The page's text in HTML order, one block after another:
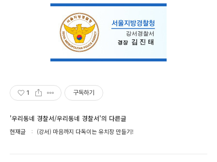
1 구독하기
'우리동네 경찰서/우리동네 경찰서'의 다른글
현재글 (강서) 마음까지 다독이는 유치장 만들기!